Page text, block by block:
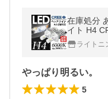
在庫処分
イト H4
切替ライトニ
やっぱり明るい。
5